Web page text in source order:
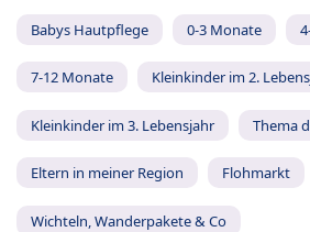
Babys Hautpflege 0-3 Monate
7-12 Monate Kleinkinder im 2.
Kleinkinder im 3. Lebensjahr Thema
Eltern in meiner Region Flohmarkt
Wichteln, Wanderpakete & Co